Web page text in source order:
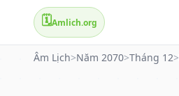
🗓️Amlich.org
Âm Lịch>Năm 2070>Tháng 12>